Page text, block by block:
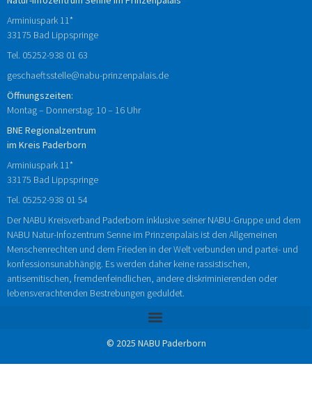
Arminiuspark 11*
33175 Bad Lippspringe
Tel. 05252-938 01 63
geschaeftsstelle@nabu-prinzenpalais.de
Öffnungszeiten:
Montag – Donnerstag: 10 – 16 Uhr
BNE Regionalzentrum
im Kreis Paderborn
Arminiuspark 11*
33175 Bad Lippspringe
Tel. 05252-938 01 54
Der NABU Kreisverband Paderborn inklusive seiner NABU-Gruppe und dem
NABU Natur-Infozentrum Senne im Prinzenpalais ist den Allgemeinen
Menschenrechten und dem Frieden in der Welt verbunden und partei- und
konfessionsunabhängig. Es werden daher keine rassistischen,
antisemitischen, fremdenfeindlichen, andere diskriminierenden oder
lebensverachtenden Bestrebungen geduldet.
© 2025 NABU Paderborn